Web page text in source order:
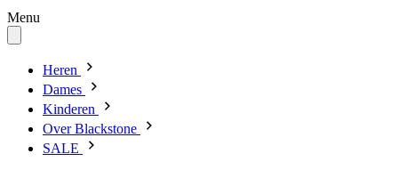
Menu
Heren
Dames
Kinderen
Over Blackstone
SALE